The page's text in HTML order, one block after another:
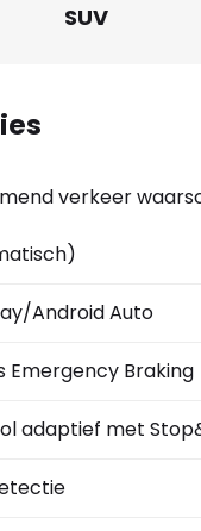
SUV
verkeer
Android Auto
Emergency Braking
adaptief met